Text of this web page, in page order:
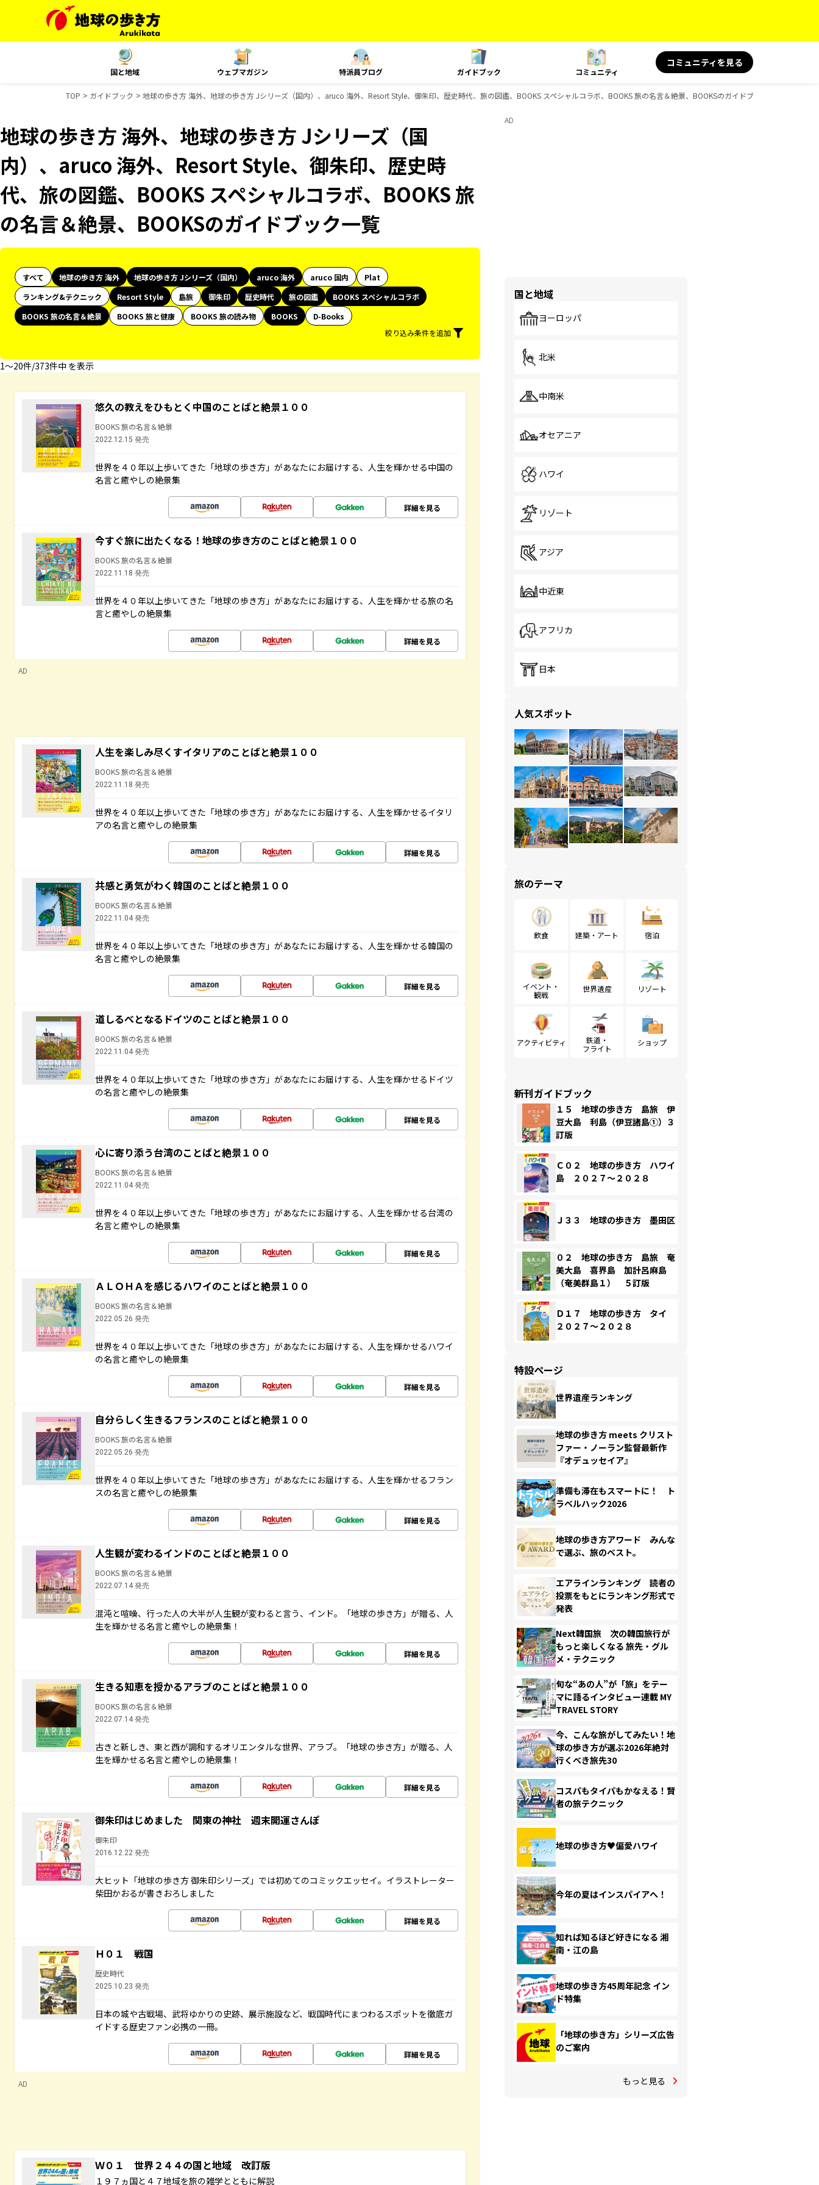
国と地域 ウェブマガジン 特派員ブログ ガイドブック コミュニティ
コミュニティを見る
TOP ガイドブック 地球の歩き方 海外、地球の歩き方 Jシリーズ（国内）、aruco 海外、Resort Style、御朱印、歴史時代、旅の図鑑、BOOKS スペシャルコラボ、BOOKS 旅の名言＆絶景、BOOKSのガイドブック一覧
地球の歩き方 海外、地球の歩き方 Jシリーズ（国
内）、aruco 海外、Resort Style、御朱印、歴史時
代、旅の図鑑、BOOKS スペシャルコラボ、BOOKS 旅
の名言＆絶景、BOOKSのガイドブック一覧
すべて 地球の歩き方 海外 地球の歩き方 Jシリーズ（国内） aruco 海外 aruco 国内
Plat
ランキング&テクニック
Resort Style 島旅 御朱印 歴史時代 旅の図鑑
BOOKS スペシャルコラボ
BOOKS 旅の名言＆絶景
BOOKS 旅と健康 BOOKS 旅の読み物 BOOKS
D-Books
絞り込み条件を追加
1〜20件/373件中 を表示
悠久の教えをひもとく中国のことばと絶景１００
BOOKS 旅の名言＆絶景
2022.12.15 発売
世界を４０年以上歩いてきた「地球の歩き方」があなたにお届けする、人生を輝かせる中国の
名言と癒やしの絶景集
詳細を見る
今すぐ旅に出たくなる！地球の歩き方のことばと絶景１００
BOOKS 旅の名言＆絶景
2022.11.18 発売
世界を４０年以上歩いてきた「地球の歩き方」があなたにお届けする、人生を輝かせる旅の名
言と癒やしの絶景集
詳細を見る
AD
人生を楽しみ尽くすイタリアのことばと絶景１００
BOOKS 旅の名言＆絶景
2022.11.18 発売
世界を４０年以上歩いてきた「地球の歩き方」があなたにお届けする、人生を輝かせるイタリ
アの名言と癒やしの絶景集
詳細を見る
共感と勇気がわく韓国のことばと絶景１００
BOOKS 旅の名言＆絶景
2022.11.04 発売
世界を４０年以上歩いてきた「地球の歩き方」があなたにお届けする、人生を輝かせる韓国の
名言と癒やしの絶景集
詳細を見る
道しるべとなるドイツのことばと絶景１００
BOOKS 旅の名言＆絶景
2022.11.04 発売
世界を４０年以上歩いてきた「地球の歩き方」があなたにお届けする、人生を輝かせるドイツ
の名言と癒やしの絶景集
詳細を見る
心に寄り添う台湾のことばと絶景１００
BOOKS 旅の名言＆絶景
2022.11.04 発売
世界を４０年以上歩いてきた「地球の歩き方」があなたにお届けする、人生を輝かせる台湾の
名言と癒やしの絶景集
詳細を見る
ＡＬＯＨＡを感じるハワイのことばと絶景１００
BOOKS 旅の名言＆絶景
2022.05.26 発売
世界を４０年以上歩いてきた「地球の歩き方」があなたにお届けする、人生を輝かせるハワイ
の名言と癒やしの絶景集
詳細を見る
自分らしく生きるフランスのことばと絶景１００
BOOKS 旅の名言＆絶景
2022.05.26 発売
世界を４０年以上歩いてきた「地球の歩き方」があなたにお届けする、人生を輝かせるフラン
スの名言と癒やしの絶景集
詳細を見る
人生観が変わるインドのことばと絶景１００
BOOKS 旅の名言＆絶景
2022.07.14 発売
混沌と喧噪、行った人の大半が人生観が変わると言う、インド。「地球の歩き方」が贈る、人
生を輝かせる名言と癒やしの絶景集！
詳細を見る
生きる知恵を授かるアラブのことばと絶景１００
BOOKS 旅の名言＆絶景
2022.07.14 発売
古きと新しき、東と西が調和するオリエンタルな世界、アラブ。「地球の歩き方」が贈る、人
生を輝かせる名言と癒やしの絶景集！
詳細を見る
御朱印はじめました 関東の神社 週末開運さんぽ
御朱印
2016.12.22 発売
大ヒット「地球の歩き方 御朱印シリーズ」では初めてのコミックエッセイ。イラストレーター
柴田かおるが書きおろしました
詳細を見る
Ｈ０１ 戦国
歴史時代
2025.10.23 発売
日本の城や古戦場、武将ゆかりの史跡、展示施設など、戦国時代にまつわるスポットを徹底ガ
イドする歴史ファン必携の一冊。
詳細を見る
AD
Ｗ０１ 世界２４４の国と地域 改訂版
１９７ヵ国と４７地域を旅の雑学とともに解説
AD
国と地域
ヨーロッパ
北米
中南米
オセアニア
ハワイ
リゾート
アジア
中近東
アフリカ
日本
人気スポット
旅のテーマ
飲食 建築・アート 宿泊
イベント・
観戦
世界遺産 リゾート
アクティビティ
鉄道・
フライト
ショップ
新刊ガイドブック
１５ 地球の歩き方 島旅 伊
豆大島 利島（伊豆諸島①）３
訂版
Ｃ０２ 地球の歩き方 ハワイ
島 ２０２７～２０２８
Ｊ３３ 地球の歩き方 墨田区
０２ 地球の歩き方 島旅 奄
美大島 喜界島 加計呂麻島
（奄美群島１） ５訂版
Ｄ１７ 地球の歩き方 タイ
２０２７～２０２８
特設ページ
世界遺産ランキング
地球の歩き方 meets クリスト
ファー・ノーラン監督最新作
『オデュッセイア』
準備も滞在もスマートに！ ト
ラベルハック2026
地球の歩き方アワード みんな
で選ぶ、旅のベスト。
エアラインランキング 読者の
投票をもとにランキング形式で
発表
Next韓国旅 次の韓国旅行が
もっと楽しくなる 旅先・グル
メ・テクニック
旬な“あの人”が「旅」をテー
マに語るインタビュー連載 MY
TRAVEL STORY
今、こんな旅がしてみたい！地
球の歩き方が選ぶ2026年絶対
行くべき旅先30
コスパもタイパもかなえる！賢
者の旅テクニック
地球の歩き方♥偏愛ハワイ
今年の夏はインスパイアへ！
知れば知るほど好きになる 湘
南・江の島
地球の歩き方45周年記念 イン
ド特集
「地球の歩き方」シリーズ広告
のご案内
もっと見る